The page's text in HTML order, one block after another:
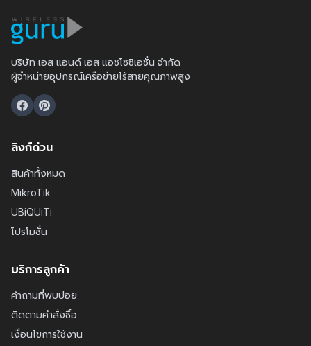
บริษัท เอส แอนด์ เอส แอชโซซิเอชั่น จำกัด
ผู้จำหน่ายอุปกรณ์เครือข่ายไร้สายคุณภาพสูง
ลิงก์ด่วน
สินค้าทั้งหมด
MikroTik
UBiQUiTi
โปรโมชั่น
บริการลูกค้า
คำถามที่พบบ่อย
ติดตามคำสั่งซื้อ
เงื่อนไขการใช้งาน